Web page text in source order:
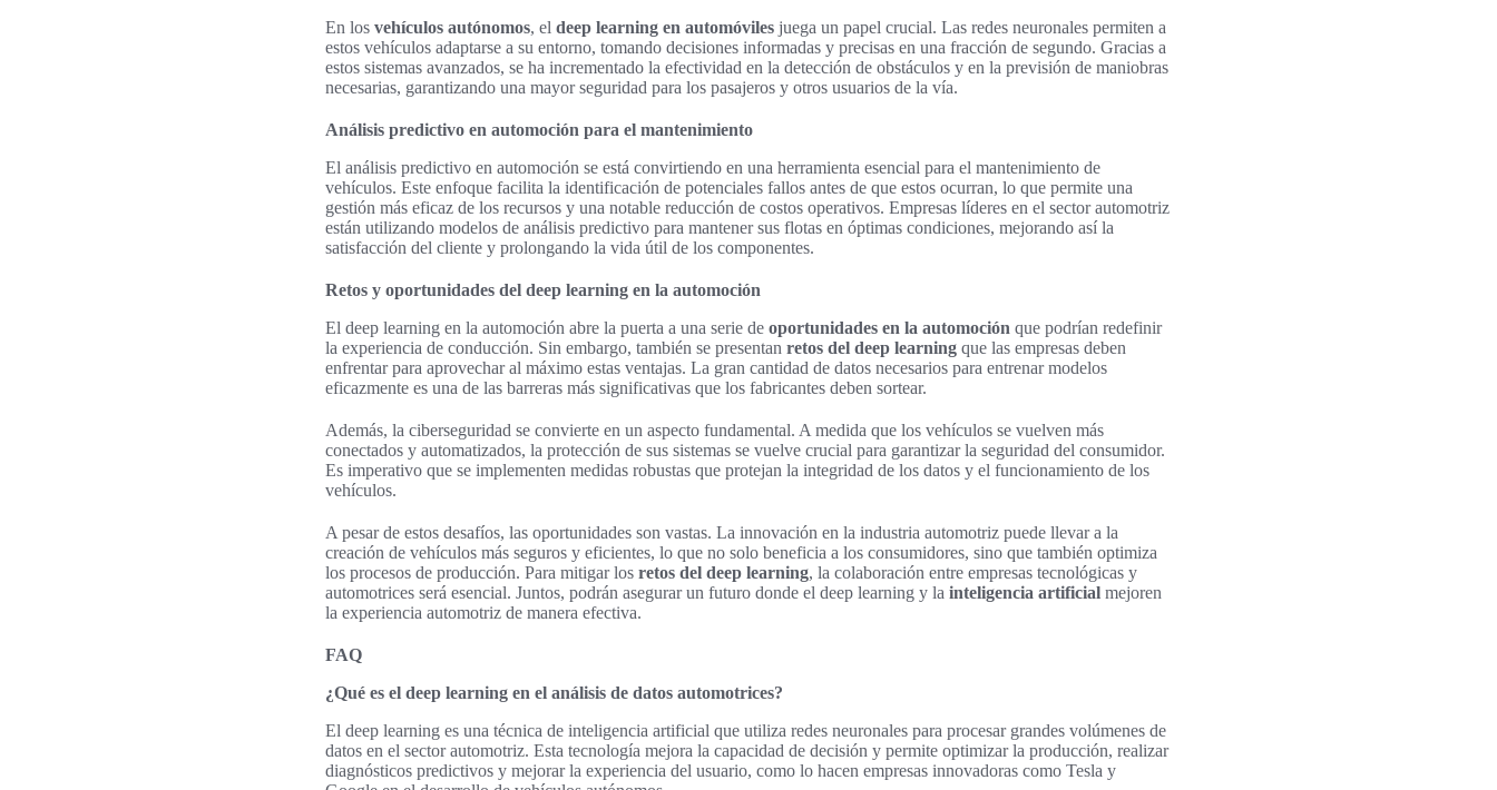
En los vehículos autónomos, el deep learning en automóviles juega un papel crucial. Las redes neuronales permiten a
estos vehículos adaptarse a su entorno, tomando decisiones informadas y precisas en una fracción de segundo. Gracias a
estos sistemas avanzados, se ha incrementado la efectividad en la detección de obstáculos y en la previsión de maniobras
necesarias, garantizando una mayor seguridad para los pasajeros y otros usuarios de la vía.
Análisis predictivo en automoción para el mantenimiento
El análisis predictivo en automoción se está convirtiendo en una herramienta esencial para el mantenimiento de
vehículos. Este enfoque facilita la identificación de potenciales fallos antes de que estos ocurran, lo que permite una
gestión más eficaz de los recursos y una notable reducción de costos operativos. Empresas líderes en el sector automotriz
están utilizando modelos de análisis predictivo para mantener sus flotas en óptimas condiciones, mejorando así la
satisfacción del cliente y prolongando la vida útil de los componentes.
Retos y oportunidades del deep learning en la automoción
El deep learning en la automoción abre la puerta a una serie de oportunidades en la automoción que podrían redefinir
la experiencia de conducción. Sin embargo, también se presentan retos del deep learning que las empresas deben
enfrentar para aprovechar al máximo estas ventajas. La gran cantidad de datos necesarios para entrenar modelos
eficazmente es una de las barreras más significativas que los fabricantes deben sortear.
Además, la ciberseguridad se convierte en un aspecto fundamental. A medida que los vehículos se vuelven más
conectados y automatizados, la protección de sus sistemas se vuelve crucial para garantizar la seguridad del consumidor.
Es imperativo que se implementen medidas robustas que protejan la integridad de los datos y el funcionamiento de los
vehículos.
A pesar de estos desafíos, las oportunidades son vastas. La innovación en la industria automotriz puede llevar a la
creación de vehículos más seguros y eficientes, lo que no solo beneficia a los consumidores, sino que también optimiza
los procesos de producción. Para mitigar los retos del deep learning, la colaboración entre empresas tecnológicas y
automotrices será esencial. Juntos, podrán asegurar un futuro donde el deep learning y la inteligencia artificial mejoren
la experiencia automotriz de manera efectiva.
FAQ
¿Qué es el deep learning en el análisis de datos automotrices?
El deep learning es una técnica de inteligencia artificial que utiliza redes neuronales para procesar grandes volúmenes de
datos en el sector automotriz. Esta tecnología mejora la capacidad de decisión y permite optimizar la producción, realizar
diagnósticos predictivos y mejorar la experiencia del usuario, como lo hacen empresas innovadoras como Tesla y